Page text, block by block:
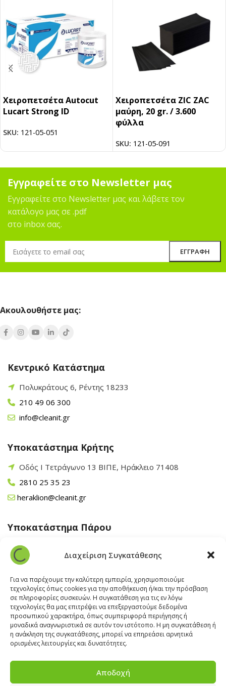
Διαχείριση Συγκατάθεσης
Για να παρέχουμε την καλύτερη εμπειρία, χρησιμοποιούμε
τεχνολογίες όπως cookies για την αποθήκευση ή/και την πρόσβαση
σε πληροφορίες συσκευών. Η συγκατάθεση για τις εν λόγω
τεχνολογίες θα μας επιτρέψει να επεξεργαστούμε δεδομένα
προσωπικού χαρακτήρα, όπως συμπεριφορά περιήγησης ή
μοναδικά αναγνωριστικά σε αυτόν τον ιστότοπο. Η μη συγκατάθεση ή
η ανάκληση της συγκατάθεσης, μπορεί να επηρεάσει αρνητικά
ορισμένες λειτουργίες και δυνατότητες.
Αποδοχή
Χειροπετσέτα Autocut
Lucart Strong ID
SKU: 121-05-051
Χειροπετσέτα ZIC ZAC
μαύρη, 20 gr. / 3.600
φύλλα
SKU: 121-05-091
Εγγραφείτε στο Newsletter μας
Εγγραφείτε στο Newsletter μας και λάβετε τον
κατάλογο μας σε .pdf
στο inbox σας.
Ακουλουθήστε μας:
Κεντρικό Κατάστημα
Πολυκράτους 6, Ρέντης 18233
210 49 06 300
info@cleanit.gr
Υποκατάστημα Κρήτης
Οδός Ι Τετράγωνο 13 ΒΙΠΕ, Ηράκλειο 71408
2810 25 35 23
heraklion@cleanit.gr
Υποκατάστημα Πάρου
Άγιος Βλάσης Αρχίλοχος, Πάρος 84400
22840 43 163
paros@cleanit.gr
Υποκατάστημα Σαντορίνης
Έξω Γωνία, Σαντορίνη847 00
22860 22322